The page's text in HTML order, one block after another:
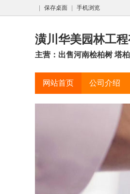
保存桌面 手机浏览
潢川华美园林工程
主营：出售河南桧柏树 塔
网站首页 公司介绍